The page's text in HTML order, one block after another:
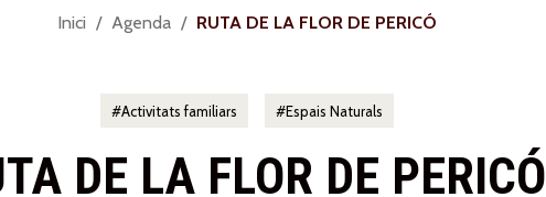
Sou
Inici Agenda RUTA DE LA FLOR DE PERICÓ
Activitats familiars Espais Naturals
DE LA FLOR DE PERICÓ